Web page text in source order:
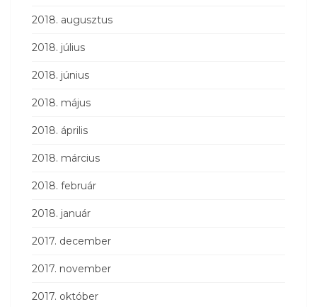
2018. augusztus
2018. július
2018. június
2018. május
2018. április
2018. március
2018. február
2018. január
2017. december
2017. november
2017. október